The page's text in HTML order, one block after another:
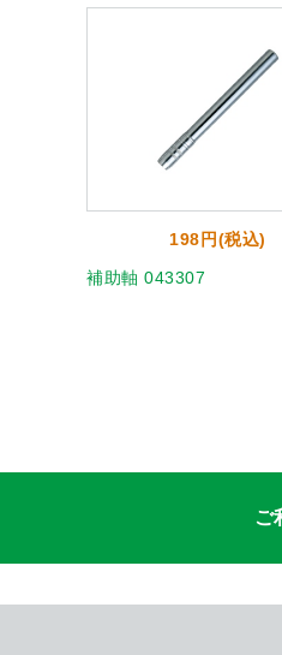
198円(税込)
補助軸 043307
ご